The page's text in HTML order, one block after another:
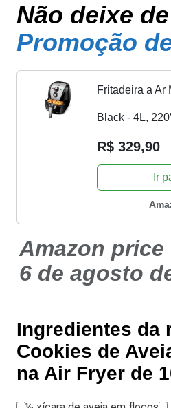
Não deixe
Promoção
Fritadeira a Ar
Black - 4L,
BI
R$ 329,90
Ir
Amazon
6 de agosto
Ingredientes da
Cookies de
na Air Fryer de